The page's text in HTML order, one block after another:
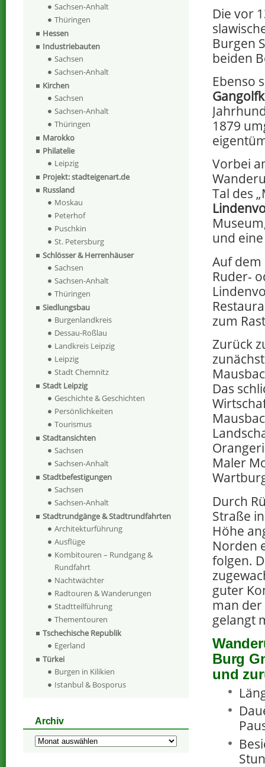
Die vor
Burgen
beiden
Ebenso
1879
Vorbei
Tal des
und
Auf
Ruder-
zum
Zurück
Das
Maler
Durch
Straße
Höhe
Norden
folgen.
guter
man der
gelangt
Burg
und
Sachsen-Anhalt
Thüringen
Hessen
Industriebauten
Sachsen
Sachsen-Anhalt
Kirchen
Sachsen
Sachsen-Anhalt
Thüringen
Marokko
Philatelie
Leipzig
Projekt: stadteigenart.de
Russland
Moskau
Peterhof
Puschkin
St. Petersburg
Schlösser & Herrenhäuser
Sachsen
Sachsen-Anhalt
Thüringen
Siedlungsbau
Burgenlandkreis
Dessau-Roßlau
Landkreis Leipzig
Leipzig
Stadt Chemnitz
Stadt Leipzig
Geschichte & Geschichten
Persönlichkeiten
Tourismus
Stadtansichten
Sachsen
Sachsen-Anhalt
Stadtbefestigungen
Sachsen
Sachsen-Anhalt
Stadtrundgänge & Stadtrundfahrten
Architekturführung
Ausflüge
Kombitouren – Rundgang &
Rundfahrt
Nachtwächter
Radtouren & Wanderungen
Stadtteilführung
Thementouren
Tschechische Republik
Egerland
Türkei
Burgen in Kilikien
Istanbul & Bosporus
Archiv
Archiv